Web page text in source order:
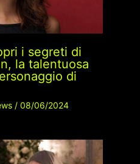
i segreti di
la talentuosa
di
/ 08/06/2024